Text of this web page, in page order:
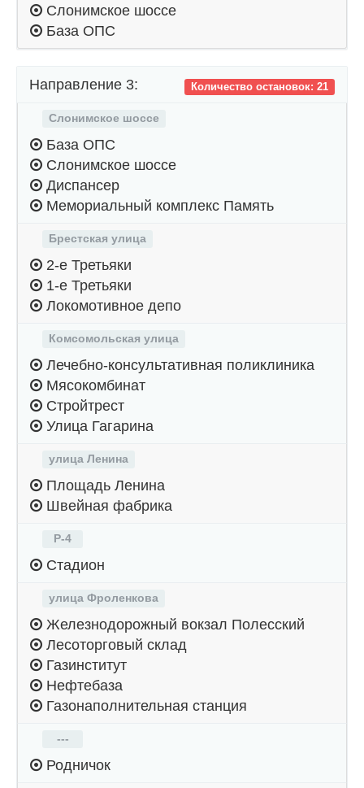
Слонимское шоссе
База ОПС
Количество остановок: 21
Направление 3:
Слонимское шоссе
База ОПС
Слонимское шоссе
Диспансер
Мемориальный комплекс Память
Брестская улица
2-е Третьяки
1-е Третьяки
Локомотивное депо
Комсомольская улица
Лечебно-консультативная поликлиника
Мясокомбинат
Стройтрест
Улица Гагарина
улица Ленина
Площадь Ленина
Швейная фабрика
Р-4
Стадион
улица Фроленкова
Железнодорожный вокзал Полесский
Лесоторговый склад
Газинститут
Нефтебаза
Газонаполнительная станция
---
Родничок